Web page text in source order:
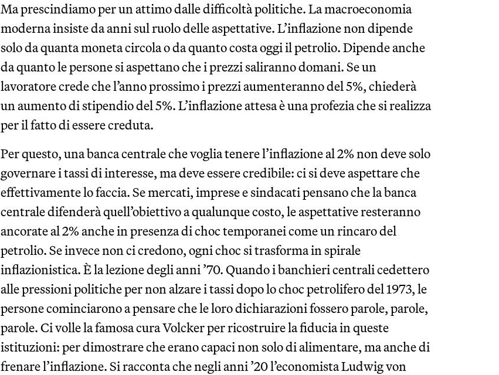
Ma prescindiamo per un attimo dalle difficoltà politiche. La macroeconomia
moderna insiste da anni sul ruolo delle aspettative. L’inflazione non dipende
solo da quanta moneta circola o da quanto costa oggi il petrolio. Dipende anche
da quanto le persone si aspettano che i prezzi saliranno domani. Se un
lavoratore crede che l’anno prossimo i prezzi aumenteranno del 5%, chiederà
un aumento di stipendio del 5%. L’inflazione attesa è una profezia che si realizza
per il fatto di essere creduta.
Per questo, una banca centrale che voglia tenere l’inflazione al 2% non deve solo
governare i tassi di interesse, ma deve essere credibile: ci si deve aspettare che
effettivamente lo faccia. Se mercati, imprese e sindacati pensano che la banca
centrale difenderà quell’obiettivo a qualunque costo, le aspettative resteranno
ancorate al 2% anche in presenza di choc temporanei come un rincaro del
petrolio. Se invece non ci credono, ogni choc si trasforma in spirale
inflazionistica. È la lezione degli anni ’70. Quando i banchieri centrali cedettero
alle pressioni politiche per non alzare i tassi dopo lo choc petrolifero del 1973, le
persone cominciarono a pensare che le loro dichiarazioni fossero parole, parole,
parole. Ci volle la famosa cura Volcker per ricostruire la fiducia in queste
istituzioni: per dimostrare che erano capaci non solo di alimentare, ma anche di
frenare l’inflazione. Si racconta che negli anni ’20 l’economista Ludwig von